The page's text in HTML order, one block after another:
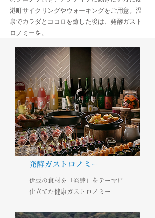
港町サイクリングやウォーキングをご用意。温
泉でカラダとココロを癒した後は、発酵ガスト
ロノミーを。
発酵ガストロノミー
伊豆の食材を「発酵」をテーマに
仕立てた健康ガストロノミー